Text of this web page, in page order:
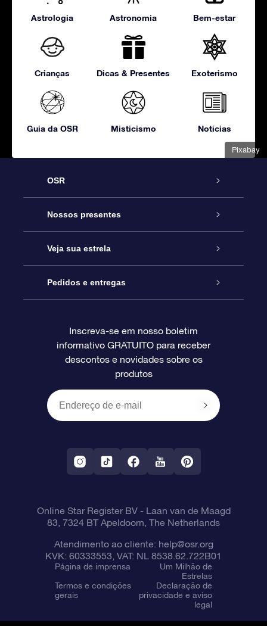
Pixabay
Astrologia Astronomia Bem-estar
Crianças Dicas & Presentes Exoterismo
Guia da OSR Misticismo Notícias
OSR
Serviço
Entre em contato conosco
Blog
Avaliações
Nossos presentes
Presente estrelar on-line
Pacote de presente da OSR
O cartão de presente da OSR
Presentes corporativos
Veja sua estrela
Star Register
Página estelar personalizada
Um Milhão de Estrelas
OSR Starsaver
Aplicativo RV Fly me to the stars
Pedidos e entregas
Informações de pagamento
Política de devolução
Constelações
Inscreva-se em nosso boletim
informativo GRATUITO para receber
descontos e novidades sobre os
produtos
Online Star Register BV- Laan van de Maagd
83, 7324 BT Apeldoorn, The Netherlands
Atendimento ao cliente: help@osr.org
KVK: 60333553, VAT: NL 8538.62.722B01
Página de imprensa
Um Milhão de
Estrelas
Termos e condições
gerais
Declaração de
privacidade e aviso
legal